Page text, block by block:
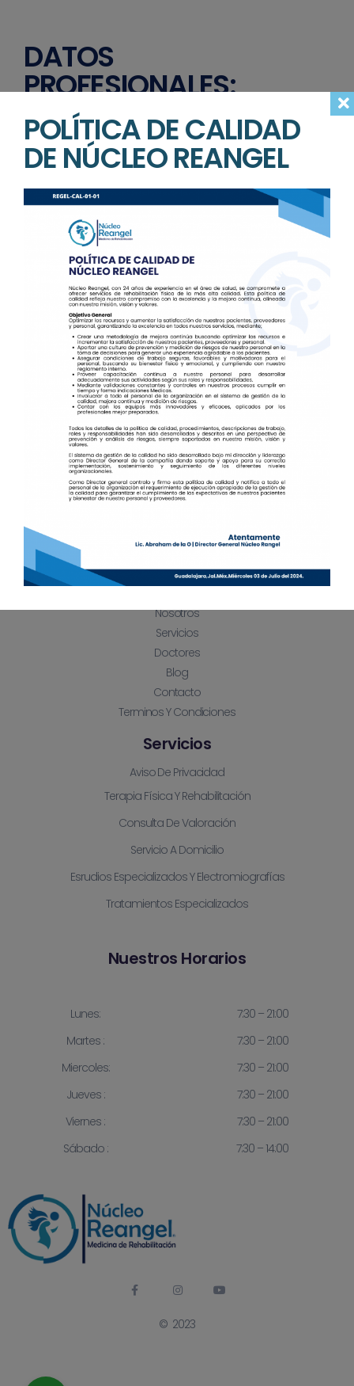
DATOS
PROFESIONALES:
CERTIFICADO CONSEJO
MEXICANO DE MEDICINA DE
REHABILITACIÓN:
CÉDULA DE ESPECIALIDAD:
8344319
CÉDULA PROFESIONAL:
DGP5409730
OTROS ESTUDIOS
maestría en sistemas de gestión
de calidad
diplomado en actualización en
medicina de Rehabilitación
© 2023
Accesos Directos
Nosotros
Servicios
Doctores
Blog
Contacto
Terminos Y Condiciones
Servicios
Aviso De Privacidad
Terapia Física Y Rehabilitación
Consulta De Valoración
Servicio A Domicilio
Esrudios Especializados Y Electromiografías
Tratamientos Especializados
Nuestros Horarios
Lunes:
7:30 – 21:00
Martes :
7:30 – 21:00
Miercoles:
7:30 – 21:00
Jueves :
7:30 – 21:00
Viernes :
7:30 – 21:00
Sábado :
7:30 – 14:00
POLÍTICA DE CALIDAD
DE NÚCLEO REANGEL